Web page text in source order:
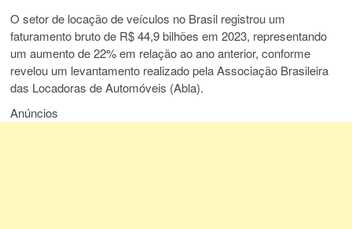
O setor de locação de veículos no Brasil registrou um
faturamento bruto de R$ 44,9 bilhões em 2023, representando
um aumento de 22% em relação ao ano anterior, conforme
revelou um levantamento realizado pela Associação Brasileira
das Locadoras de Automóveis (Abla).
Anúncios